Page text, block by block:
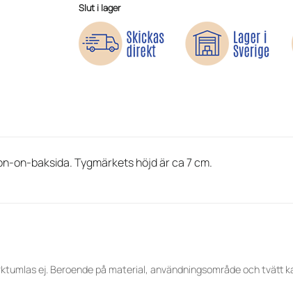
Slut i lager
on-baksida. Tygmärkets höjd är ca 7 cm.
ej. Beroende på material, användningsområde och tvätt